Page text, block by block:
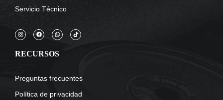
Servicio Técnico
RECURSOS
Preguntas frecuentes
Política de privacidad